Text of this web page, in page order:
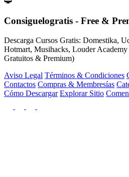
Consiguelogratis - Free &
Descarga Cursos Gratis: Domestika,
Hotmart, Musihacks, Louder
Gratuitos & Premium)
Aviso Legal Términos & Condiciones
Contactos Compras & Membresías
Cómo Descargar Explorar Sitio